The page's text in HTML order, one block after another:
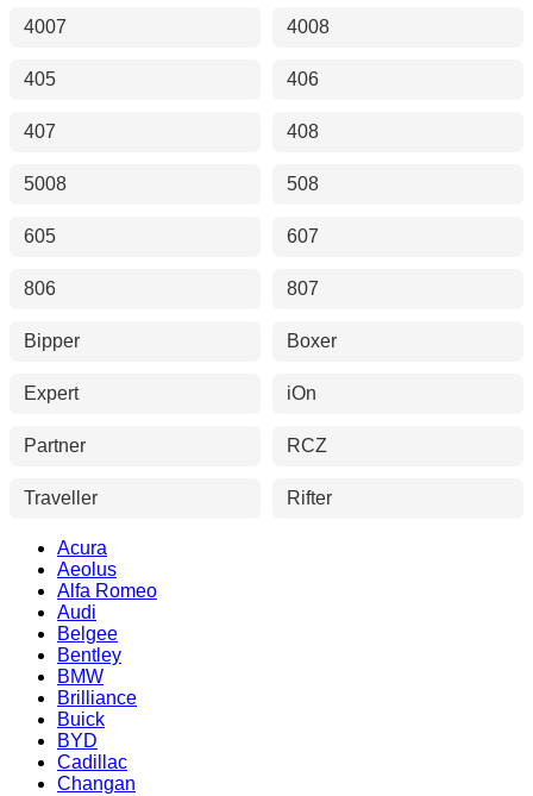
4007 4008
405 406
407 408
5008 508
605 607
806 807
Bipper Boxer
Expert iOn
Partner RCZ
Traveller Rifter
Acura
Aeolus
Alfa Romeo
Audi
Belgee
Bentley
BMW
Brilliance
Buick
BYD
Cadillac
Changan